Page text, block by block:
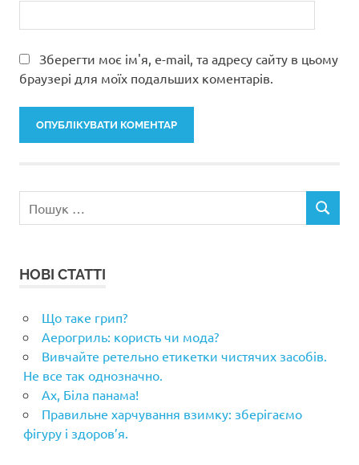
Зберегти моє ім'я, e-mail, та адресу сайту в цьому
браузері для моїх подальших коментарів.
ПОШУК
НОВІ СТАТТІ
Що таке грип?
Аерогриль: користь чи мода?
Вивчайте ретельно етикетки чистячих засобів.
Не все так однозначно.
Ах, Біла панама!
Правильне харчування взимку: зберігаємо
фігуру і здоров’я.